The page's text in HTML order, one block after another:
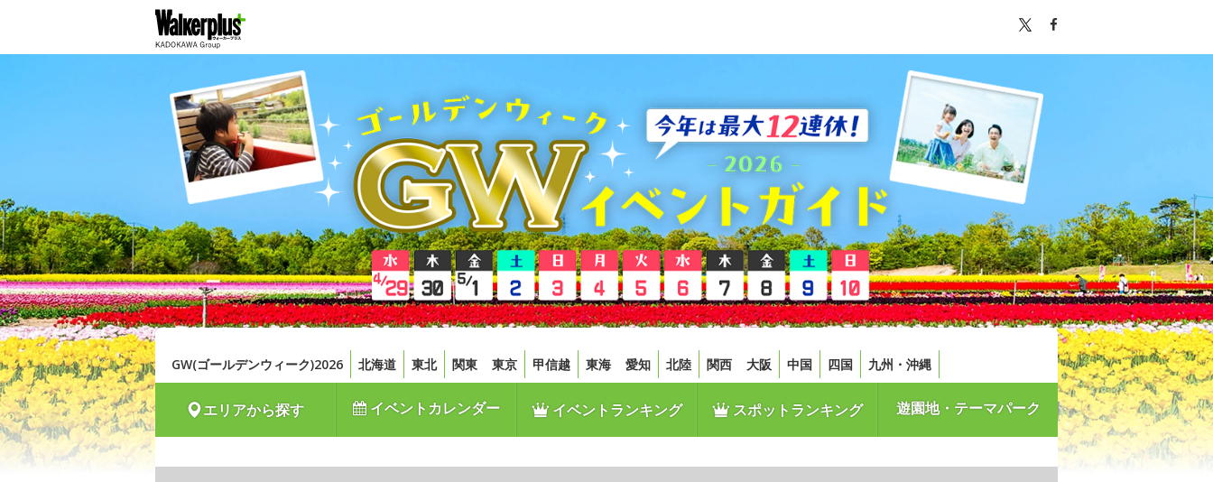
GW(ゴールデンウィーク)2026 北海道 東北 関東 東京 甲信越 東海 愛知 北陸 関西 大阪 中国 四国 九州・沖縄
エリアから探す イベントカレンダー イベントランキング スポットランキング 遊園地・テーマパーク